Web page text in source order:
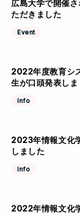
広島大学で開催
ただきました
Event
2022年度教育シ
生が口頭発表しま
Info
2023年情報文化
しました
Info
2022年情報文化